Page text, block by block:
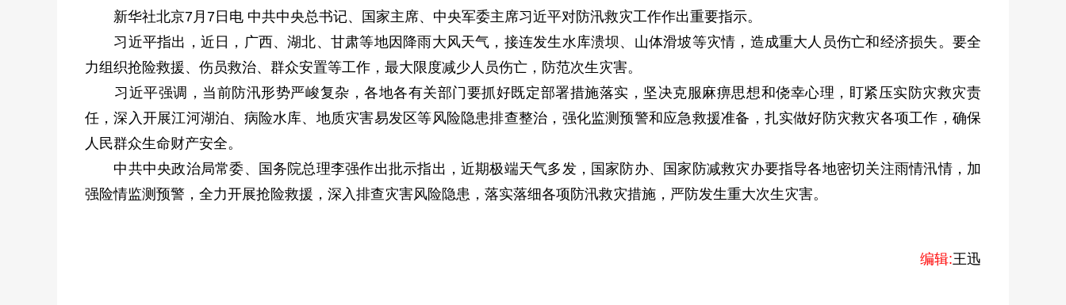
新华社北京7月7日电 中共中央总书记、国家主席、中央军委主席习近平对防汛救灾工作作出重要指示。
习近平指出，近日，广西、湖北、甘肃等地因降雨大风天气，接连发生水库溃坝、山体滑坡等灾情，造成重大人员伤亡和经济损失。要全
力组织抢险救援、伤员救治、群众安置等工作，最大限度减少人员伤亡，防范次生灾害。
习近平强调，当前防汛形势严峻复杂，各地各有关部门要抓好既定部署措施落实，坚决克服麻痹思想和侥幸心理，盯紧压实防灾救灾责
任，深入开展江河湖泊、病险水库、地质灾害易发区等风险隐患排查整治，强化监测预警和应急救援准备，扎实做好防灾救灾各项工作，确保
人民群众生命财产安全。
中共中央政治局常委、国务院总理李强作出批示指出，近期极端天气多发，国家防办、国家防减救灾办要指导各地密切关注雨情汛情，加
强险情监测预警，全力开展抢险救援，深入排查灾害风险隐患，落实落细各项防汛救灾措施，严防发生重大次生灾害。
编辑:王迅